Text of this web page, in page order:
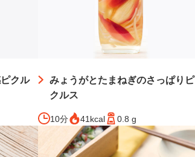
クル
みょうがとたまねぎのさっぱりピ
クルス
10分 41kcal 0.8 g